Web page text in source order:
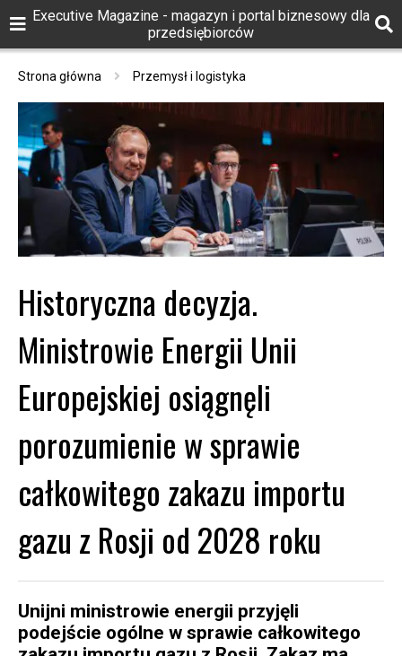
Executive Magazine - magazyn i portal biznesowy dla
przedsiębiorców
Strona główna Przemysł i logistyka
Historyczna decyzja.
Ministrowie Energii Unii
Europejskiej osiągnęli
porozumienie w sprawie
całkowitego zakazu importu
gazu z Rosji od 2028 roku
Unijni ministrowie energii przyjęli
podejście ogólne w sprawie całkowitego